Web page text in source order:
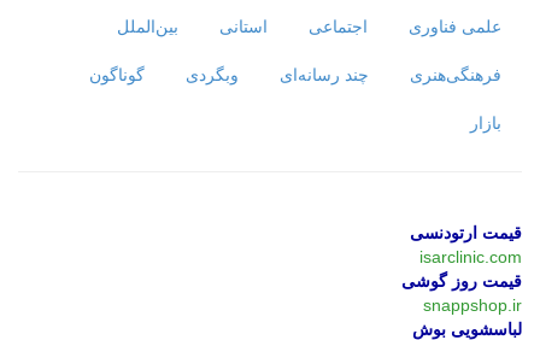
علمی فناوری اجتماعی استانی بین‌الملل
فرهنگی‌هنری چند رسانه‌ای وبگردی گوناگون
بازار
قیمت ارتودنسی
isarclinic.com
قیمت روز گوشی
snappshop.ir
لباسشویی بوش